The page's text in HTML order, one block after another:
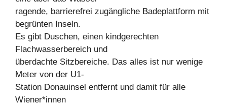
ragende, barrierefrei zugängliche Badeplattform mit
begrünten Inseln.
Es gibt Duschen, einen kindgerechten
Flachwasserbereich und
überdachte Sitzbereiche. Das alles ist nur wenige
Meter von der U1-
Station Donauinsel entfernt und damit für alle
Wiener*innen